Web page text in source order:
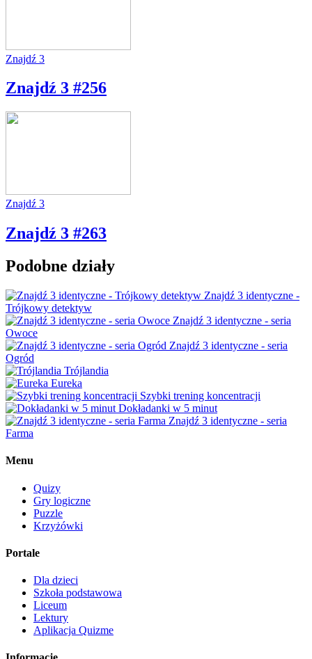
Znajdź 3
Znajdź 3 #256
Znajdź 3
Znajdź 3 #263
Podobne działy
Znajdź 3 identyczne -
Trójkowy detektyw
Znajdź 3 identyczne - seria
Owoce
Znajdź 3 identyczne - seria
Ogród
Trójlandia
Eureka
Szybki trening koncentracji
Dokładanki w 5 minut
Znajdź 3 identyczne - seria
Farma
Menu
Quizy
Gry logiczne
Puzzle
Krzyżówki
Portale
Dla dzieci
Szkoła podstawowa
Liceum
Lektury
Aplikacja Quizme